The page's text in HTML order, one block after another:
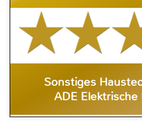
Sonstiges
ADE Elektrische